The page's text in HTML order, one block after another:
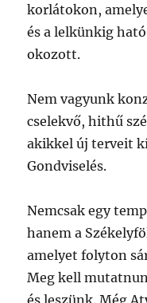
korlátokon,
és a lelkünkig
okozott.
Nem vagyunk
cselekvő, hithű
akikkel új terveit
Gondviselés.
Nemcsak egy
hanem a
amelyet folyton
Meg kell